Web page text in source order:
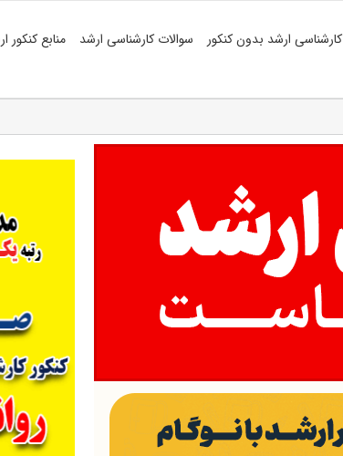
کارشناسی ارشد بدون کنکور سوالات کارشناسی ارشد منابع کنکور